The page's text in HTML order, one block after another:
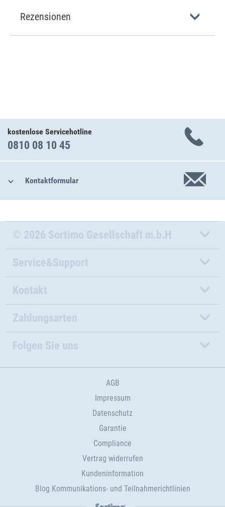
Rezensionen
kostenlose Servicehotline
0810 08 10 45
Kontaktformular
© 2026 Sortimo Gesellschaft m.b.H
Service&Support
Kontakt
Zahlungsarten
Folgen Sie uns
AGB
Impressum
Datenschutz
Garantie
Compliance
Vertrag widerrufen
Kundeninformation
Blog Kommunikations- und Teilnahmerichtlinien